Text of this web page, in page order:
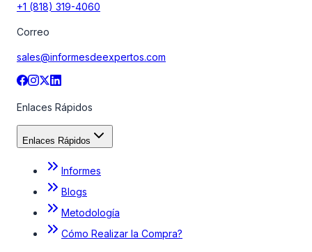
+1 (818) 319-4060
Correo
sales@informesdeexpertos.com
Enlaces Rápidos
Enlaces Rápidos
Informes
Blogs
Metodología
Cómo Realizar la Compra?